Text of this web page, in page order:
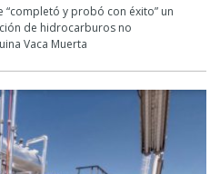
y probó con éxito” un
de hidrocarburos no
Vaca Muerta